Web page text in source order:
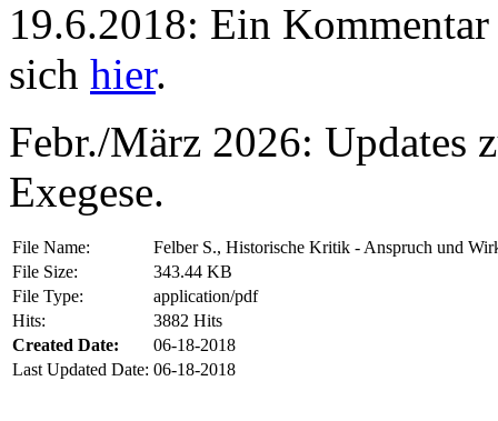
19.6.2018: Ein
sich hier.
Febr./März 2026: Updates
Exegese.
File Name:
Felber S., Historische Kritik - Anspruch und
File Size:
343.44 KB
File Type:
application/pdf
Hits:
3882 Hits
Created Date:
06-18-2018
Last Updated Date: 06-18-2018